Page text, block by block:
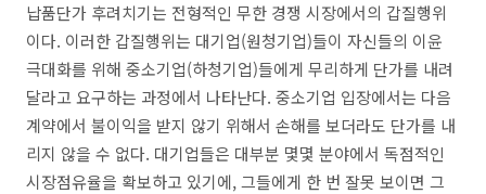
납품단가 후려치기는 전형적인 무한 경쟁 시장에서의 갑질행위
이다. 이러한 갑질행위는 대기업(원청기업)들이 자신들의 이윤
극대화를 위해 중소기업(하청기업)들에게 무리하게 단가를 내려
달라고 요구하는 과정에서 나타난다. 중소기업 입장에서는 다음
계약에서 불이익을 받지 않기 위해서 손해를 보더라도 단가를 내
리지 않을 수 없다. 대기업들은 대부분 몇몇 분야에서 독점적인
시장점유율을 확보하고 있기에, 그들에게 한 번 잘못 보이면 그